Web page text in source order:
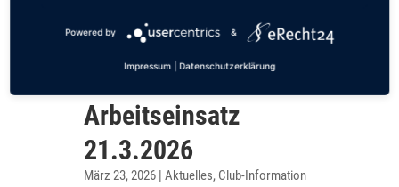
Arbeitseinsatz
21.3.2026
März 23, 2026| Aktuelles, Club-Information
Powered by &
Impressum Datenschutzerklärung